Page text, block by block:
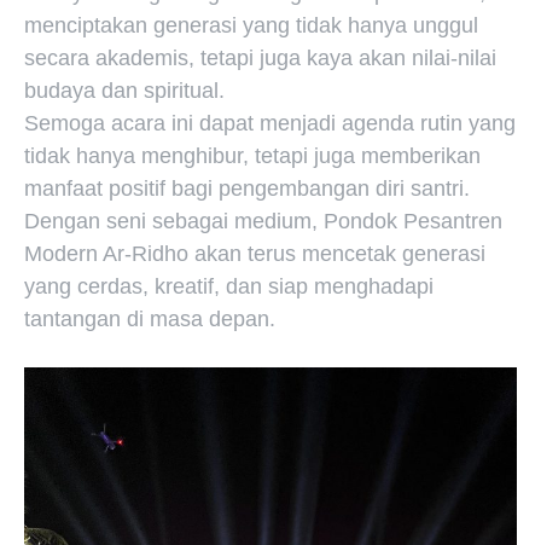
menciptakan generasi yang tidak hanya unggul
secara akademis, tetapi juga kaya akan nilai-nilai
budaya dan spiritual.
Semoga acara ini dapat menjadi agenda rutin yang
tidak hanya menghibur, tetapi juga memberikan
manfaat positif bagi pengembangan diri santri.
Dengan seni sebagai medium, Pondok Pesantren
Modern Ar-Ridho akan terus mencetak generasi
yang cerdas, kreatif, dan siap menghadapi
tantangan di masa depan.